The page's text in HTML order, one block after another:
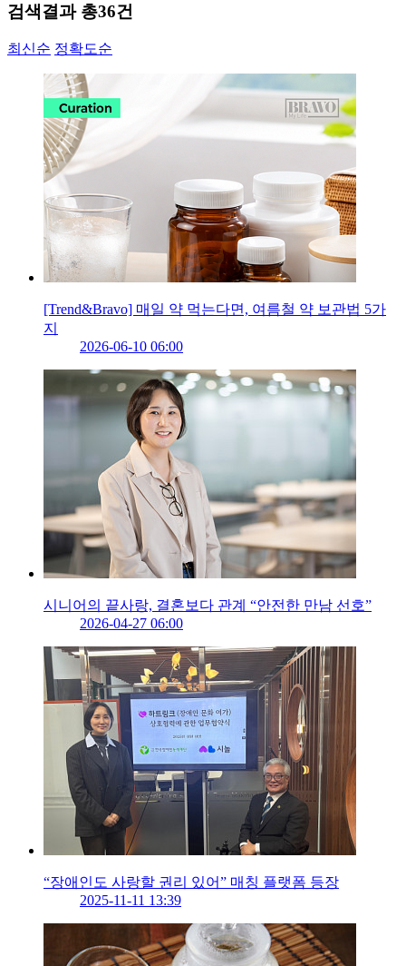
검색결과 총36건
최신순 정확도순
[Trend&Bravo] 매일 약 먹는다면, 여름철 약 보관법 5가
지
2026-06-10 06:00
시니어의 끝사랑, 결혼보다 관계 “안전한 만남 선호”
2026-04-27 06:00
“장애인도 사랑할 권리 있어” 매칭 플랫폼 등장
2025-11-11 13:39